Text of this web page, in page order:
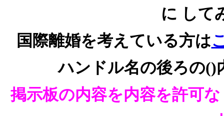
に して
国際離婚を考えている方は
ハンドル名の後ろの()
掲示板の内容を内容を許可